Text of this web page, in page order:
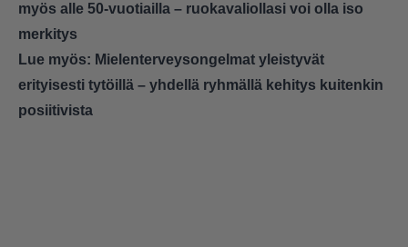
myös alle 50-vuotiailla – ruokavaliollasi voi olla iso
merkitys
Lue myös: Mielenterveysongelmat yleistyvät
erityisesti tytöillä – yhdellä ryhmällä kehitys kuitenkin
posiitivista